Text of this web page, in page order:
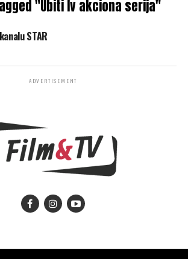
"Ubiti Iv akciona serija"
STAR
ADVERTISEMENT